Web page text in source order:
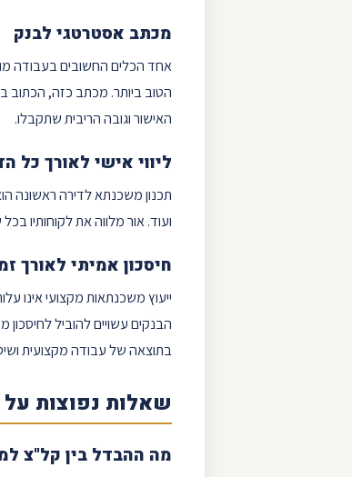
מכתב אסטרטגי לבנק
אחד הכלים החשובים בעבודה
הטוב ביותר. מכתב כזה, הכתוב
האישור וגובה הריבית שתקבלו.
ליווי אישי לאורך כל
תכנון משכנתא לדירה ראשונה
ועוד. אור מלווה את לקוחותיו
חיסכון אמיתי לאורך
ייעוץ משכנתאותמקצועי אינו
הבנקים עשויים להוביל
בתוצאה של עבודה מקצועית
שאלות נפוצות
מה ההבדל בין קל"צ